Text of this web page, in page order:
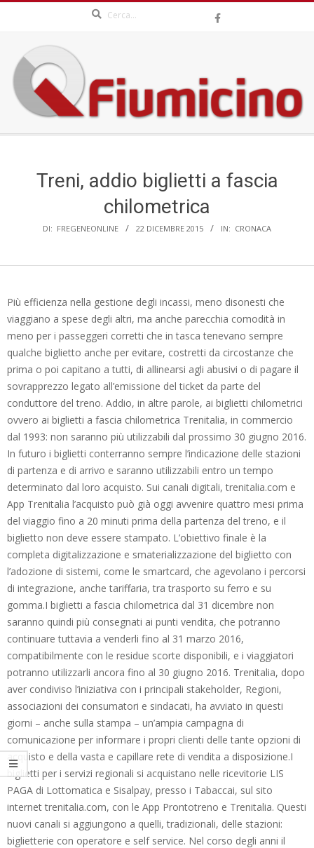
content
QFIUMICINO.COM
Treni, addio biglietti a fascia
chilometrica
DI: FREGENEONLINE 22 DICEMBRE 2015 IN: CRONACA
Più efficienza nella gestione degli incassi, meno disonesti che
viaggiano a spese degli altri, ma anche parecchia comodità in
meno per i passeggeri corretti che in tasca tenevano sempre
qualche biglietto anche per evitare, costretti da circostanze che
prima o poi capitano a tutti, di allinearsi agli abusivi o di pagare il
sovrapprezzo legato all’emissione del ticket da parte del
conduttore del treno. Addio, in altre parole, ai biglietti chilometrici
ovvero ai biglietti a fascia chilometrica Trenitalia, in commercio
dal 1993: non saranno più utilizzabili dal prossimo 30 giugno 2016.
In futuro i biglietti conterranno sempre l’indicazione delle stazioni
di partenza e di arrivo e saranno utilizzabili entro un tempo
determinato dal loro acquisto. Sui canali digitali, trenitalia.com e
App Trenitalia l’acquisto può già oggi avvenire quattro mesi prima
del viaggio fino a 20 minuti prima della partenza del treno, e il
biglietto non deve essere stampato. L’obiettivo finale è la
completa digitalizzazione e smaterializzazione del biglietto con
l’adozione di sistemi, come le smartcard, che agevolano i percorsi
di integrazione, anche tariffaria, tra trasporto su ferro e su
gomma.I biglietti a fascia chilometrica dal 31 dicembre non
saranno quindi più consegnati ai punti vendita, che potranno
continuare tuttavia a venderli fino al 31 marzo 2016,
compatibilmente con le residue scorte disponibili, e i viaggiatori
potranno utilizzarli ancora fino al 30 giugno 2016. Trenitalia, dopo
aver condiviso l’iniziativa con i principali stakeholder, Regioni,
associazioni dei consumatori e sindacati, ha avviato in questi
giorni – anche sulla stampa – un’ampia campagna di
comunicazione per informare i propri clienti delle tante opzioni di
acquisto e della vasta e capillare rete di vendita a disposizione.I
biglietti per i servizi regionali si acquistano nelle ricevitorie LIS
PAGA di Lottomatica e Sisalpay, presso i Tabaccai, sul sito
internet trenitalia.com, con le App Prontotreno e Trenitalia. Questi
nuovi canali si aggiungono a quelli, tradizionali, delle stazioni:
biglietterie con operatore e self service. Nel corso degli anni il